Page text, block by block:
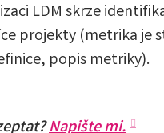
LDM skrze
projekty (metrika je
popis metriky).
Napište mi.